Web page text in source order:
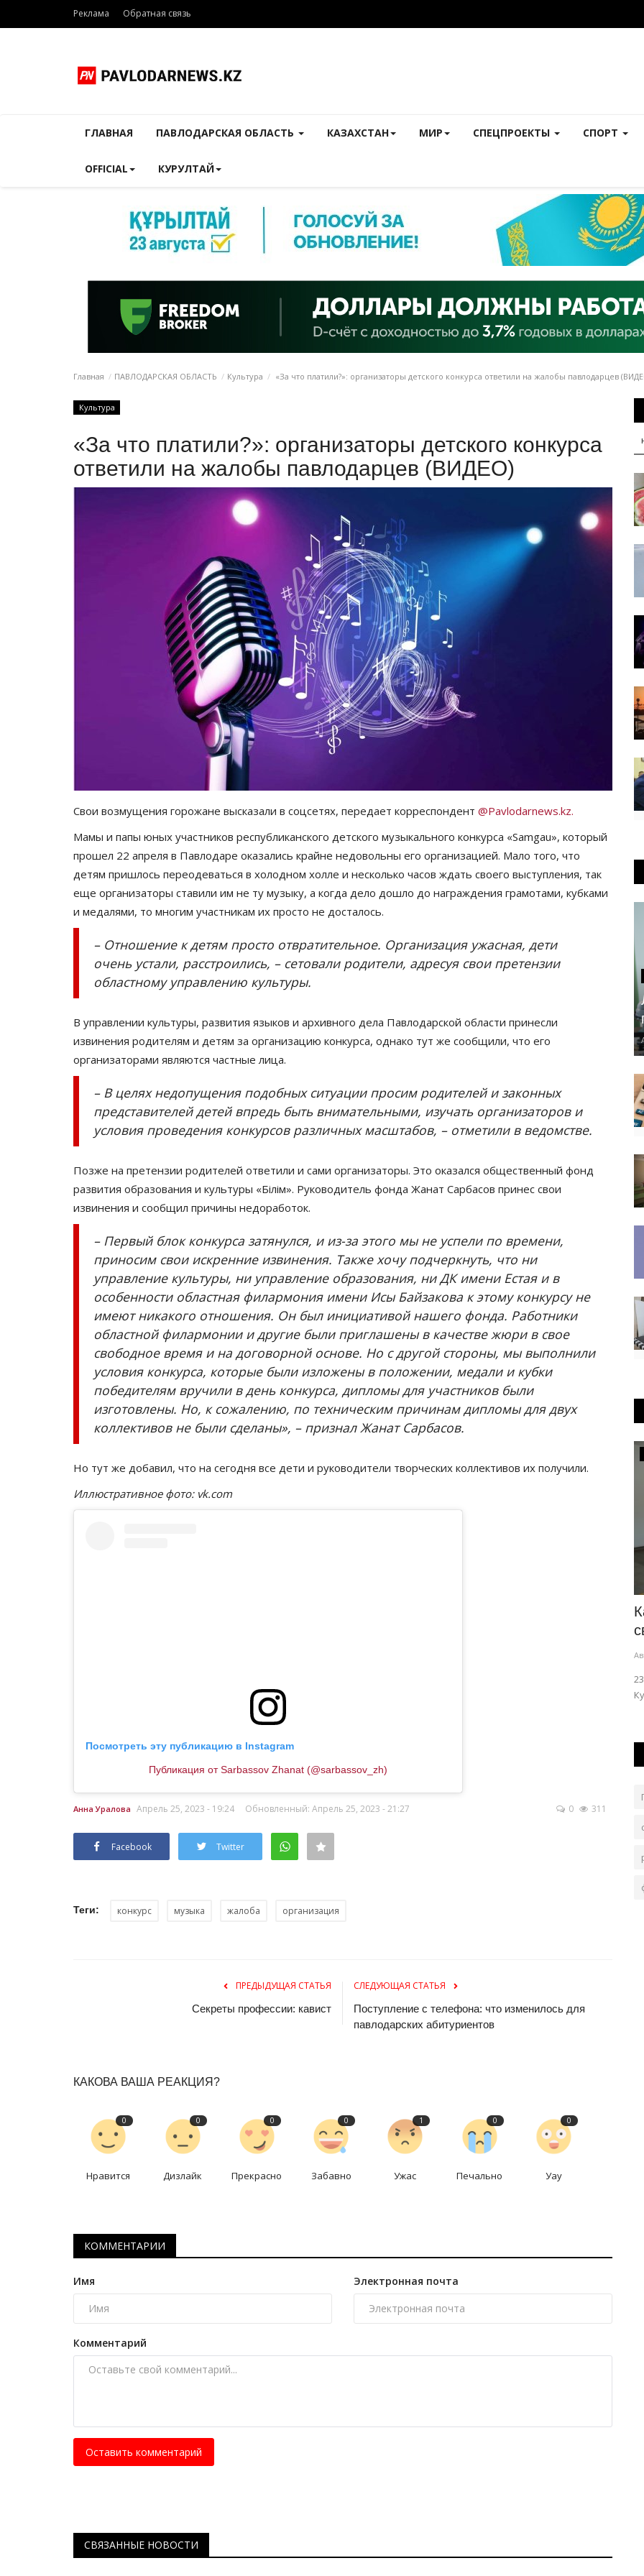
Реклама Обратная связь
ГЛАВНАЯ ПАВЛОДАРСКАЯ ОБЛАСТЬ КАЗАХСТАН МИР СПЕЦПРОЕКТЫ СПОРТ
OFFICIAL КУРУЛТАЙ
Главная ПАВЛОДАРСКАЯ ОБЛАСТЬ Культура «За что платили?»: организаторы детского конкурса ответили на жалобы павлодарцев
Культура
«За что платили?»: организаторы детского конкурса
ответили на жалобы павлодарцев (ВИДЕО)
Свои возмущения горожане высказали в соцсетях, передает корреспондент @Pavlodarnews.kz.
Мамы и папы юных участников республиканского детского музыкального конкурса «Samgau», который
прошел 22 апреля в Павлодаре оказались крайне недовольны его организацией. Мало того, что
детям пришлось переодеваться в холодном холле и несколько часов ждать своего выступления, так
еще организаторы ставили им не ту музыку, а когда дело дошло до награждения грамотами, кубками
и медалями, то многим участникам их просто не досталось.
– Отношение к детям просто отвратительное. Организация ужасная, дети
очень устали, расстроились, – сетовали родители, адресуя свои претензии
областному управлению культуры.
В управлении культуры, развития языков и архивного дела Павлодарской области принесли
извинения родителям и детям за организацию конкурса, однако тут же сообщили, что его
организаторами являются частные лица.
– В целях недопущения подобных ситуации просим родителей и законных
представителей детей впредь быть внимательными, изучать организаторов и
условия проведения конкурсов различных масштабов, – отметили в ведомстве.
Позже на претензии родителей ответили и сами организаторы. Это оказался общественный фонд
развития образования и культуры «Бiлiм». Руководитель фонда Жанат Сарбасов принес свои
извинения и сообщил причины недоработок.
– Первый блок конкурса затянулся, и из-за этого мы не успели по времени,
приносим свои искренние извинения. Также хочу подчеркнуть, что ни
управление культуры, ни управление образования, ни ДК имени Естая и в
особенности областная филармония имени Исы Байзакова к этому конкурсу не
имеют никакого отношения. Он был инициативой нашего фонда. Работники
областной филармонии и другие были приглашены в качестве жюри в свое
свободное время и на договорной основе. Но с другой стороны, мы выполнили
условия конкурса, которые были изложены в положении, медали и кубки
победителям вручили в день конкурса, дипломы для участников были
изготовлены. Но, к сожалению, по техническим причинам дипломы для двух
коллективов не были сделаны», – признал Жанат Сарбасов.
Но тут же добавил, что на сегодня все дети и руководители творческих коллективов их получили.
Иллюстративное фото: vk.com
Посмотреть эту публикацию в Instagram
Публикация от Sarbassov Zhanat (@sarbassov_zh)
Анна Уралова Апрель 25, 2023 - 19:24 Обновленный: Апрель 25, 2023 - 21:27 0 311
Facebook Twitter
Теги: конкурс музыка жалоба организация
ПРЕДЫДУЩАЯ СТАТЬЯ
Секреты профессии: кавист
СЛЕДУЮЩАЯ СТАТЬЯ
Поступление с телефона: что изменилось для
павлодарских абитуриентов
КАКОВА ВАША РЕАКЦИЯ?
0
Нравится
0
Дизлайк
0
Прекрасно
0
Забавно
1
Ужас
0
Печально
0
Уау
КОММЕНТАРИИ
Имя Электронная почта
Комментарий
Оставить комментарий
СВЯЗАННЫЕ НОВОСТИ
правоохранительных органов устроили для горожан...